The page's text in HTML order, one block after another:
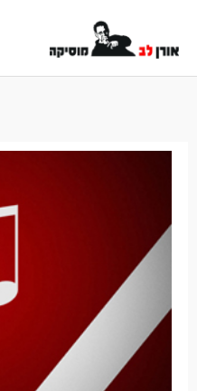
לתוכן
שירי
מימון
ממך
פלייבק